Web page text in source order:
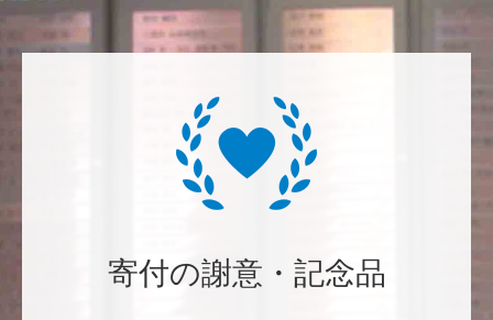
ろから始まりました。この社会でますますコンピュー
タ科学の力が発揮されるよう祈念して、支援いたしま
微力ながら後輩のみなさんのご活躍を期待してます！
<ラクロス部>寄付の謝意・記念品